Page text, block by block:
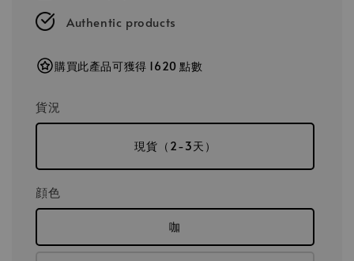
Authentic products
購買此產品可獲得 1620 點數
貨況
現貨（2-3天）
顔色
咖